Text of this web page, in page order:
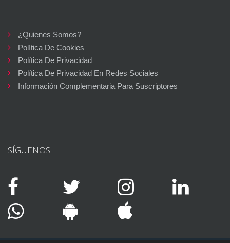
¿Quienes Somos?
Política De Cookies
Política De Privacidad
Política De Privacidad En Redes Sociales
Información Complementaria Para Suscriptores
SÍGUENOS